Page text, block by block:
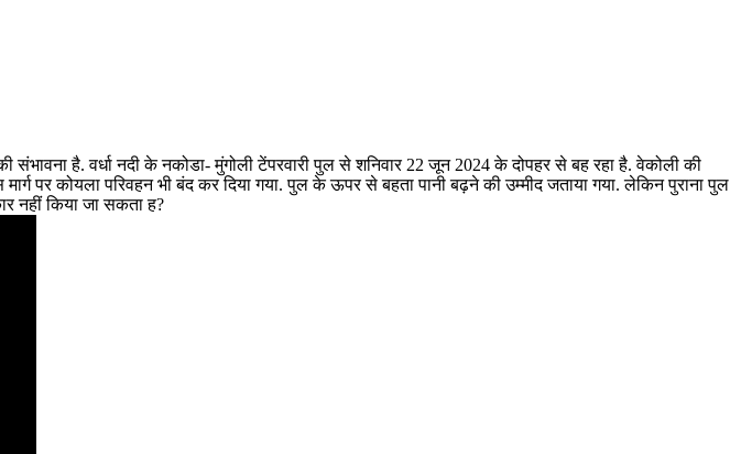
है. वर्धा नदी के नकोडा- मुंगोली टेंपरवारी पुल से शनिवार 22 जून 2024 के दोपहर से बह रहा है. वेकोली की
पर कोयला परिवहन भी बंद कर दिया गया. पुल के ऊपर से बहता पानी बढ़ने की उम्मीद जताया गया. लेकिन पुराना पुल
नहीं किया जा सकता ह?